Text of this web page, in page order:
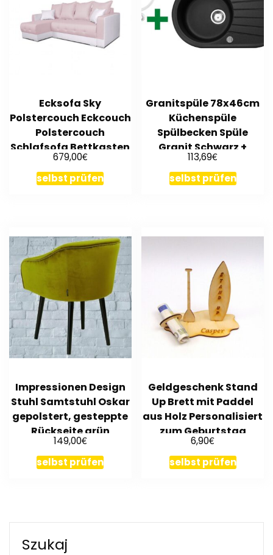
Ecksofa Sky
Polstercouch Eckcouch
Polstercouch
Schlafsofa Bettkasten
Polstergarnitur
679,00€
selbst prüfen
Granitspüle 78x46cm
Küchenspüle
Spülbecken Spüle
Granit Schwarz +
Ablaufgarnitur
113,69€
selbst prüfen
Impressionen Design
Stuhl Samtstuhl Oskar
gepolstert, gesteppte
Rückseite grün
149,00€
selbst prüfen
Geldgeschenk Stand
Up Brett mit Paddel
aus Holz Personalisiert
zum Geburtstag
6,90€
selbst prüfen
Szukaj